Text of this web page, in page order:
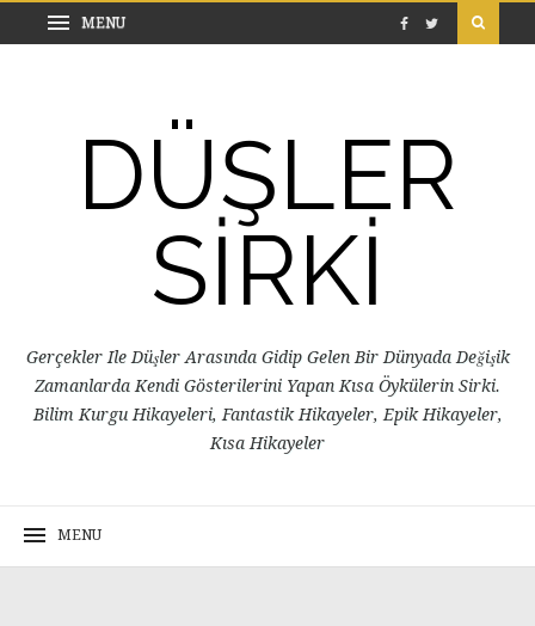
DÜŞLER
SİRKİ
Gerçekler Ile Düşler Arasında Gidip Gelen Bir Dünyada Değişik
Zamanlarda Kendi Gösterilerini Yapan Kısa Öykülerin Sirki.
Bilim Kurgu Hikayeleri, Fantastik Hikayeler, Epik Hikayeler,
Kısa Hikayeler